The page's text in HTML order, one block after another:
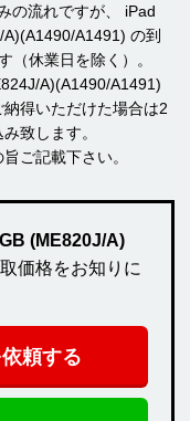
の流れですが、 iPad
A1491) の到
（休業日を除く）。
A)(A1490/A1491)
得いただけた場合は2
致します。
ご記載下さい。
(ME820J/A)
価格をお知りに
頼する